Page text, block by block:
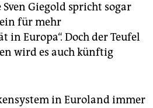
Giegold spricht sogar
für mehr
Europa“. Doch der Teufel
wird es auch künftig
in Euroland immer